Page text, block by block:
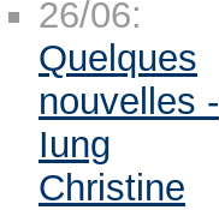
26/06:
Quelques
nouvelles -
Iung
Christine